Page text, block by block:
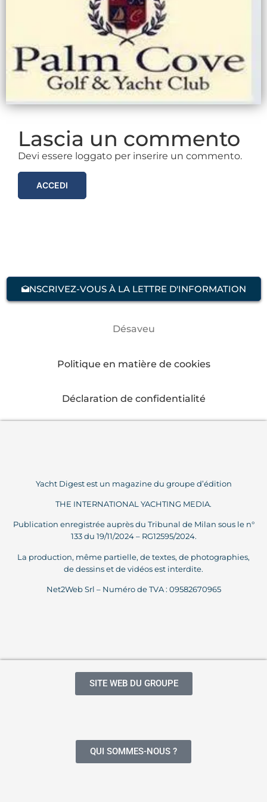
Lascia un commento
Devi essere loggato per inserire un commento.
ACCEDI
NSCRIVEZ-VOUS À LA LETTRE D'INFORMATION
Désaveu
Politique en matière de cookies
Déclaration de confidentialité
Yacht Digest est un magazine du groupe d’édition
THE INTERNATIONAL YACHTING MEDIA.
Publication enregistrée auprès du Tribunal de Milan sous le n°
133 du 19/11/2024 – RG12595/2024.
La production, même partielle, de textes, de photographies,
de dessins et de vidéos est interdite.
Net2Web Srl – Numéro de TVA : 09582670965
SITE WEB DU GROUPE
QUI SOMMES-NOUS ?